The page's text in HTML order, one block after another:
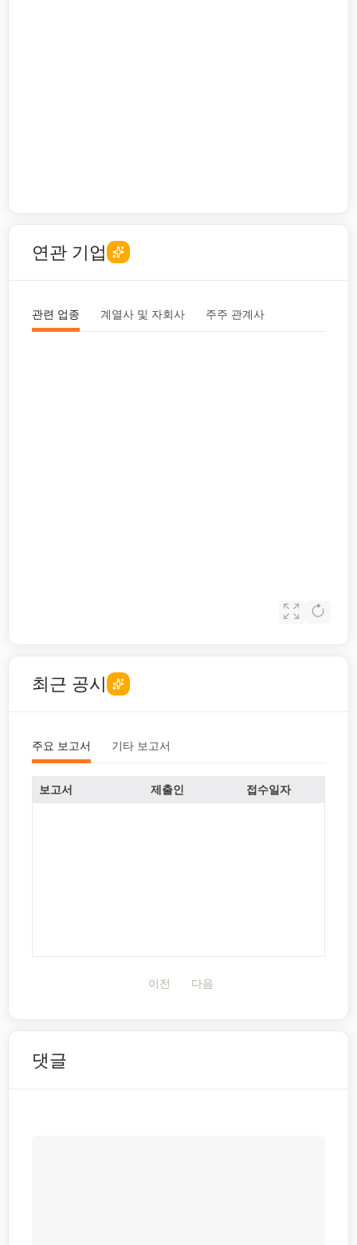
연관 기업
관련 업종 계열사 및 자회사 주주 관계사
최근 공시
주요 보고서 기타 보고서
보고서 제출인 접수일자
이전 다음
댓글